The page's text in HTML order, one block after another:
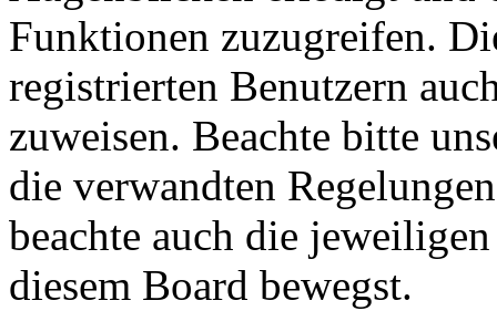
Funktionen zuzugreifen.
registrierten Benutzern
zuweisen. Beachte bitte
die verwandten
beachte auch die
diesem Board bewegst.